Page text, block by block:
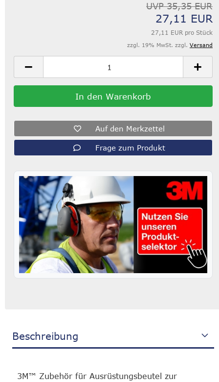
UVP 35,35 EUR
27,11 EUR
27,11 EUR pro Stück
zzgl. 19% MwSt. zzgl. Versand
Auf den Merkzettel
Frage zum Produkt
Beschreibung
3M™ Zubehör für Ausrüstungsbeutel zur